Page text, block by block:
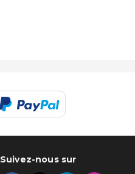
Suivez-nous sur